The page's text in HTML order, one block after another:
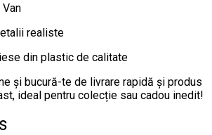
realiste
din plastic de calitate
și bucură-te de livrare rapidă și produs
ideal pentru colecție sau cadou inedit!